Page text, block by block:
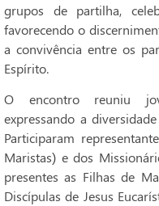
grupos de partilha,
favorecendo o
a convivência entre os
Espírito.
O encontro reuniu
expressando a
Participaram
Maristas) e dos
presentes as Filhas de
Discípulas de Jesus